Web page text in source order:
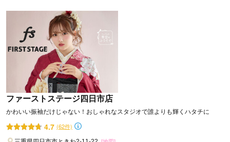
ファーストステージ四日市店
かわいい振袖だけじゃない！おしゃれなスタジオで誰よりも輝くハタチに
4.7 (62件)